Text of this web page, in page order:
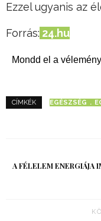
Ezzel ugyanis az
Forrás: 24.hu
Mondd el a
CÍMKÉK EGÉSZSÉG
A FÉLELEM ENERGIÁJA